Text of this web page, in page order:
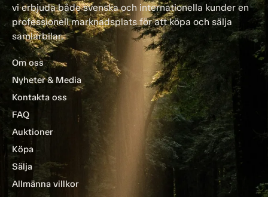
vi erbjuda både svenska och internationella kunder en
professionell marknadsplats för att köpa och sälja
samlarbilar.
Om oss
Nyheter & Media
Kontakta oss
FAQ
Auktioner
Köpa
Sälja
Allmänna villkor